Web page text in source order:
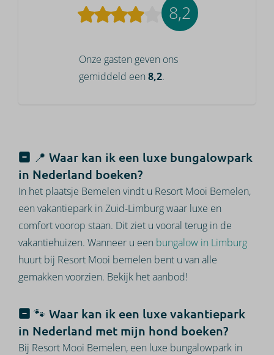
8,2
Onze gasten geven ons
gemiddeld een 8,2.
📍 Waar kan ik een luxe bungalowpark
in Nederland boeken?
In het plaatsje Bemelen vindt u Resort Mooi Bemelen,
een vakantiepark in Zuid-Limburg waar luxe en
comfort voorop staan. Dit ziet u vooral terug in de
vakantiehuizen. Wanneer u een bungalow in Limburg
huurt bij Resort Mooi bemelen bent u van alle
gemakken voorzien. Bekijk het aanbod!
🐾 Waar kan ik een luxe vakantiepark
in Nederland met mijn hond boeken?
Bij Resort Mooi Bemelen, een luxe bungalowpark in